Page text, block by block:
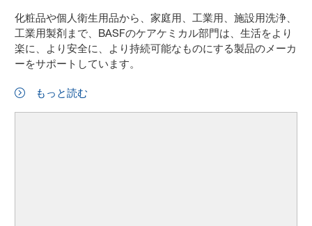
化粧品や個人衛生用品から、家庭用、工業用、施設用洗浄、
工業用製剤まで、BASFのケアケミカル部門は、生活をより
楽に、より安全に、より持続可能なものにする製品のメーカ
ーをサポートしています。
もっと読む